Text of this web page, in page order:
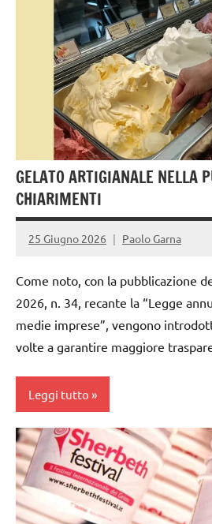
gelataio
gelateria
gelatieri
gelato
gelato
artigianale
GELATO ARTIGIANALE NELLA
CHIARIMENTI
25 Giugno 2026 Paolo Garna
Come noto, con la pubblicazione
2026, n. 34, recante la “Legge
medie imprese”, vengono
volte a garantire maggiore
Leggi tutto
gelataio
gelateria
gelatieri